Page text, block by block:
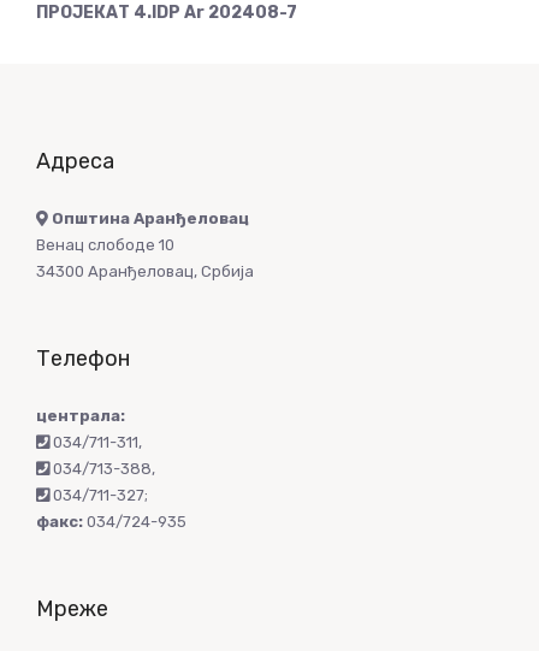
ПРОЈЕКАТ 4.IDP Ar 202408-7
Адреса
Општина Аранђеловац
Венац слободе 10
34300 Аранђеловац, Србија
Телефон
централа:
034/711-311,
034/713-388,
034/711-327;
факс: 034/724-935
Мреже